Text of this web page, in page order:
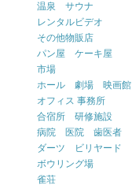
温泉 サウナ
レンタルビデオ
その他物販店
パン屋 ケーキ屋
市場
ホール 劇場 映画館
オフィス 事務所
合宿所 研修施設
病院 医院 歯医者
ダーツ ビリヤード
ボウリング場
雀荘